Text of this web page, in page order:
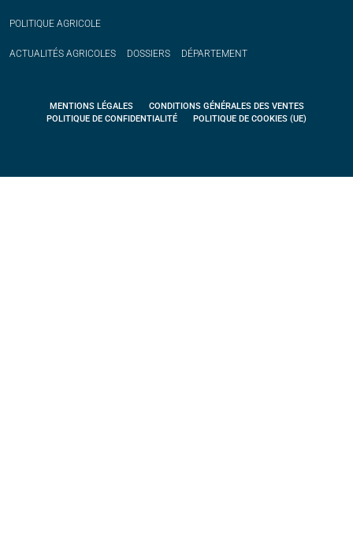
POLITIQUE AGRICOLE
ACTUALITÉS AGRICOLES DOSSIERS DÉPARTEMENT
MENTIONS LÉGALES
CONDITIONS GÉNÉRALES DES VENTES
POLITIQUE DE CONFIDENTIALITÉ
POLITIQUE DE COOKIES (UE)